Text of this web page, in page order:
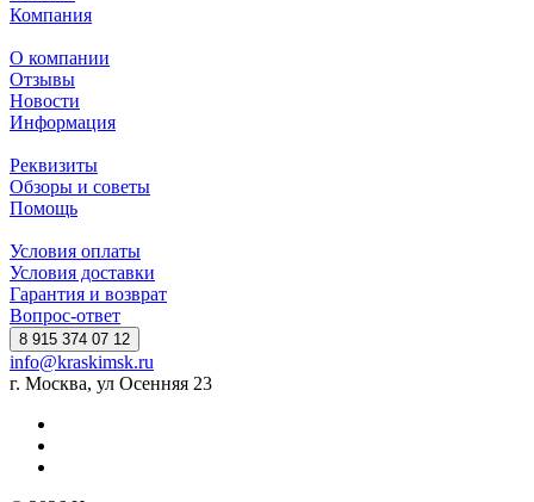
Компания
О компании
Отзывы
Новости
Информация
Реквизиты
Обзоры и советы
Помощь
Условия оплаты
Условия доставки
Гарантия и возврат
Вопрос-ответ
8 915 374 07 12
info@kraskimsk.ru
г. Москва, ул Осенняя 23